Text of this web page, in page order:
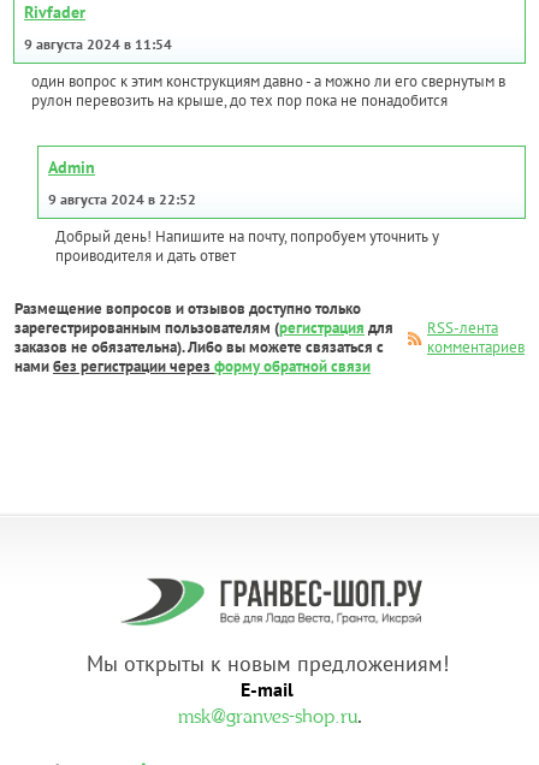
Rivfader
9 августа 2024 в 11:54
один вопрос к этим конструкциям давно - а можно ли его свернутым в
рулон перевозить на крыше, до тех пор пока не понадобится
Admin
9 августа 2024 в 22:52
Добрый день! Напишите на почту, попробуем уточнить у
проиводителя и дать ответ
Размещение вопросов и отзывов доступно только
зарегестрированным пользователям (регистрация для
заказов не обязательна). Либо вы можете связаться с
намибез регистрации через форму обратной связи
RSS-лента
комментариев
Мы открыты к новым предложениям!
E-mail
msk@granves-shop.ru.